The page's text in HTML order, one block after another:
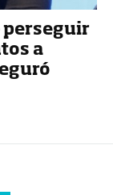
perseguir
a